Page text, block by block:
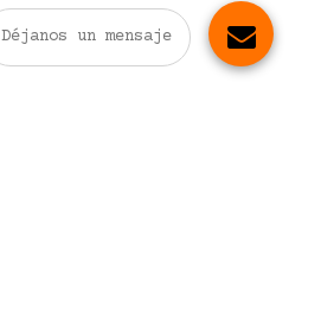
Déjanos un mensaje